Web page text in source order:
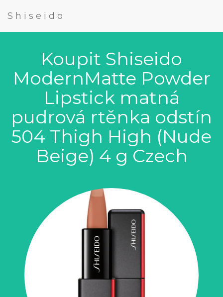
Shiseido
Koupit Shiseido
ModernMatte Powder
Lipstick matná
pudrová rtěnka odstín
504 Thigh High (Nude
Beige) 4 g Czech